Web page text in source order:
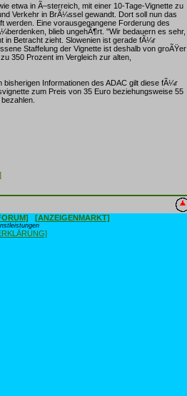
etwa in Ã–sterreich, mit einer 10-Tage-Vignette zu
Verkehr in BrÃ¼ssel gewandt. Dort soll nun das
werden. Eine vorausgegangene Forderung des
blieb ungehÃ¶rt. "Wir bedauern es sehr,
in Betracht zieht. Slowenien ist gerade fÃ¼r
Staffelung der Vignette ist deshalb von groÃŸer
350 Prozent im Vergleich zur alten,
Informationen des ADAC gilt diese fÃ¼r
zum Preis von 35 Euro beziehungsweise 55
[ANZEIGENMARKT]